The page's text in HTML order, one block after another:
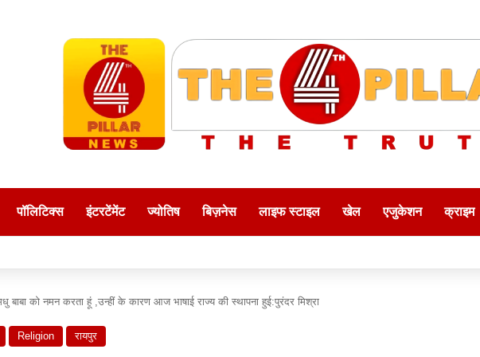
पॉलिटिक्स इंटरटेंमेंट ज्योतिष बिज़नेस लाइफ स्टाइल खेल एजुकेशन क्राइम
को नमन करता हूं ,उन्हीं के कारण आज भाषाई राज्य की स्थापना हुई:पुरंदर मिश्रा
Religion रायपुर